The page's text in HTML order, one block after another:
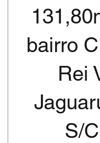
bairro
Rei
S/C